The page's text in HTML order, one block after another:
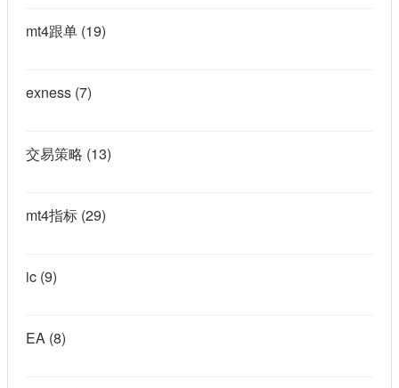
mt4跟单 (19)
exness (7)
交易策略 (13)
mt4指标 (29)
ic (9)
EA (8)